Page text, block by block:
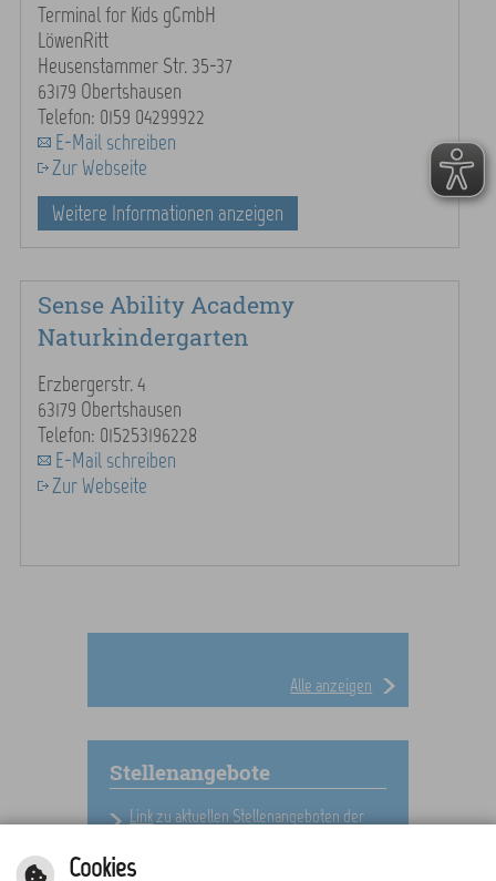
Terminal for Kids gGmbH
LöwenRitt
Heusenstammer Str. 35-37
63179 Obertshausen
Telefon: 0159 04299922
E-Mail schreiben
Zur Webseite
Weitere Informationen anzeigen
Sense Ability Academy
Naturkindergarten
Erzbergerstr. 4
63179 Obertshausen
Telefon: 015253196228
E-Mail schreiben
Zur Webseite
Alle anzeigen
Stellenangebote
Linkzu aktuellen Stellenangeboten der
Cookies